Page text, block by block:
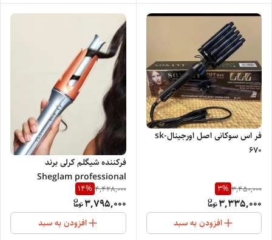
فر اس سوکانی اصل اورجینالsk-
670
3,450,000
3%
3,335,000
افزودن به سبد
فرکننده شیگلم کرلی برند
Sheglam professional
4,428,000
14%
3,795,000
افزودن به سبد